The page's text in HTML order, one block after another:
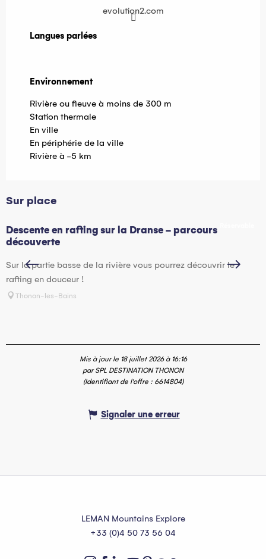
evolution2.com
Langues parlées
Langues parlées
Environnement
Environnement
Rivière ou fleuve à moins de 300 m
Station thermale
En ville
En périphérie de la ville
Rivière à -5 km
Sur place
Descente en rafting sur la Dranse - parcours
découverte
Sur la partie basse de la rivière vous pourrez découvrir le
rafting en douceur !
Thonon-les-Bains
Mis à jour le 18 juillet 2026 à 16:16
par SPL DESTINATION THONON
(Identifiant de l'offre : 6614804)
Signaler une erreur
LEMAN Mountains Explore
+33 (0)4 50 73 56 04